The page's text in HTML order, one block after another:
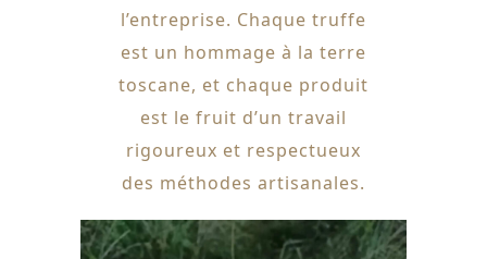
l’entreprise. Chaque truffe
est un hommage à la terre
toscane, et chaque produit
est le fruit d’un travail
rigoureux et respectueux
des méthodes artisanales.